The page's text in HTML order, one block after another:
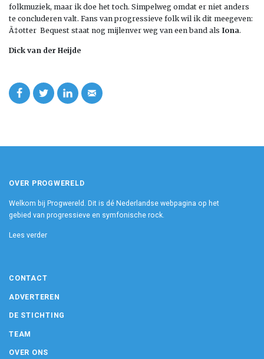
folkmuziek, maar ik doe het toch. Simpelweg omdat er niet anders
te concluderen valt. Fans van progressieve folk wil ik dit meegeven:
Ã‡otter Bequest staat nog mijlenver weg van een band als Iona.
Dick van der Heijde
OVER PROGWERELD
Welkom bij Progwereld. Dit is dé Nederlandse webpagina op het
gebied van progressieve en symfonische rock.
Lees verder
CONTACT
ADVERTEREN
DE STICHTING
TEAM
OVER ONS